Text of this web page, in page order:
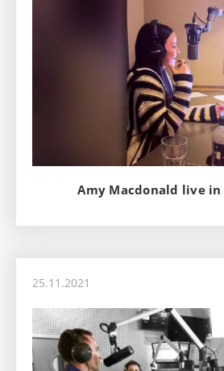
Amy Macdonald live in
25.11.2021